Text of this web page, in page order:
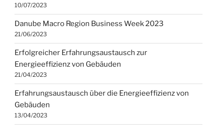
10/07/2023
Danube Macro Region Business Week 2023
21/06/2023
Erfolgreicher Erfahrungsaustausch zur
Energieeffizienz von Gebäuden
21/04/2023
Erfahrungsaustausch über die Energieeffizienz von
Gebäuden
13/04/2023